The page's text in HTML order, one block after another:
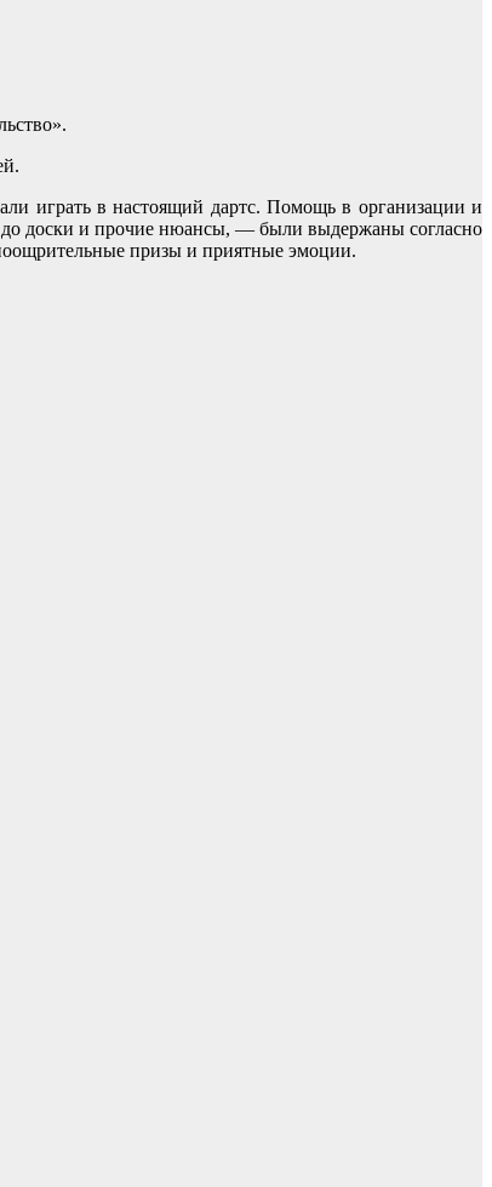
играть в настоящий дартс. Помощь в организации и
до доски и прочие нюансы, — были выдержаны согласно
призы и приятные эмоции.